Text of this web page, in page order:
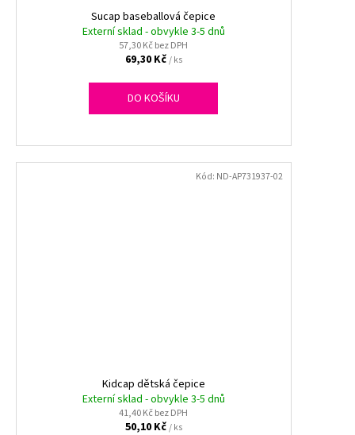
Sucap baseballová čepice
Externí sklad - obvykle 3-5 dnů
57,30 Kč bez DPH
69,30 Kč/ ks
DO KOŠÍKU
Kidcap dětská čepice
Externí sklad - obvykle 3-5 dnů
41,40 Kč bez DPH
50,10 Kč/ ks
Kód: ND-AP731937-02